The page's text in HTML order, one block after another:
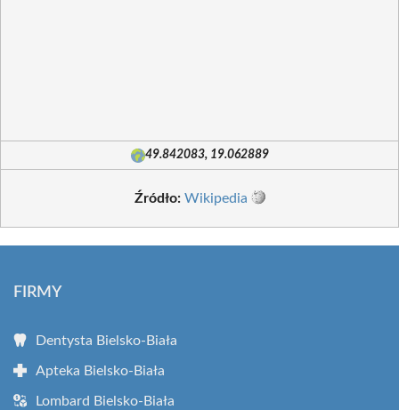
49.842083, 19.062889
Źródło: Wikipedia
FIRMY
Dentysta Bielsko-Biała
Apteka Bielsko-Biała
Lombard Bielsko-Biała